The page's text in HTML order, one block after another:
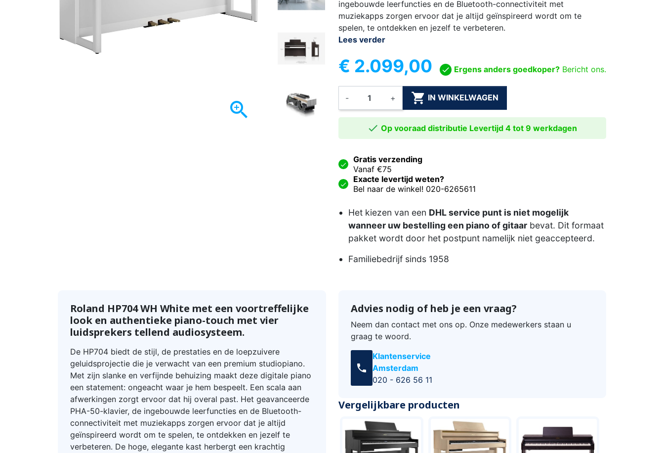

ingebouwde leerfuncties en de Bluetooth-connectiviteit met
muziekapps zorgen ervoor dat je altijd geïnspireerd wordt om te
spelen, te ontdekken en jezelf te verbeteren.
Lees verder
€ 2.099,00 Ergens anders goedkoper? Bericht ons.
- +  IN WINKELWAGEN
 Op vooraad distributie Levertijd 4 tot 9 werkdagen
Gratis verzending
Vanaf €75
Exacte levertijd weten?
Bel naar de winkel! 020-6265611
Het kiezen van een DHL service punt is niet mogelijk
wanneer uw bestelling een piano of gitaarbevat. Dit formaat
pakket wordt door het postpunt namelijk niet geaccepteerd.
Familiebedrijf sinds 1958
Roland HP704 WH White met een voortreffelijke
look en authentieke piano-touch met vier
luidsprekers tellend audiosysteem.
De HP704 biedt de stijl, de prestaties en de loepzuivere
geluidsprojectie die je verwacht van een premium studiopiano.
Met zijn slanke en verfijnde behuizing maakt deze digitale piano
een statement: ongeacht waar je hem bespeelt. Een scala aan
afwerkingen zorgt ervoor dat hij overal past. Het geavanceerde
PHA-50-klavier, de ingebouwde leerfuncties en de Bluetooth-
connectiviteit met muziekapps zorgen ervoor dat je altijd
geïnspireerd wordt om te spelen, te ontdekken en jezelf te
verbeteren. De hoge, elegante kast herbergt een krachtig
Advies nodig of heb je een vraag?
Neem dan contact met ons op. Onze medewerkers staan u
graag te woord.
call
Klantenservice
Amsterdam
020 - 626 56 11
Vergelijkbare producten